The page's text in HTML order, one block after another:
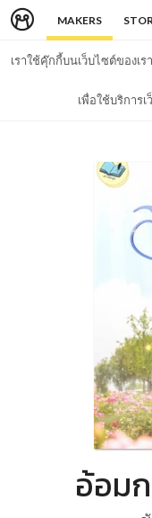
MAKERS
เราใช้คุ๊กกี้บนเว็บไซต์ของเ
เพื่อใช้บริการ
อ้อม